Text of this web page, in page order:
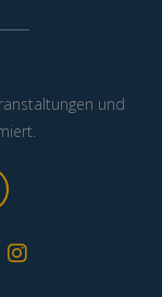
und